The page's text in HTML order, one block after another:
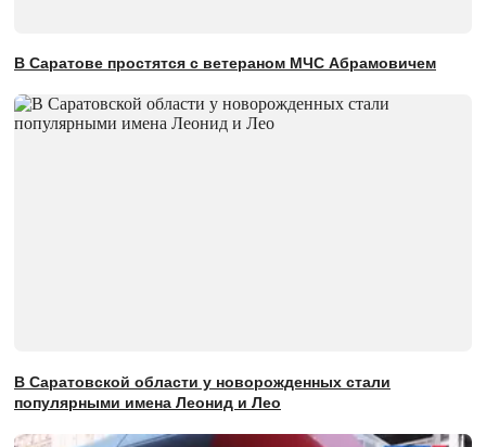
В Саратове простятся с ветераном МЧС Абрамовичем
В Саратовской области у новорожденных стали
популярными имена Леонид и Лео